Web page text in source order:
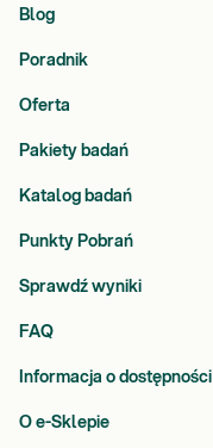
Blog
Poradnik
Oferta
Pakiety badań
Katalog badań
Punkty Pobrań
Sprawdź wyniki
FAQ
Informacja o dostępności
O e-Sklepie